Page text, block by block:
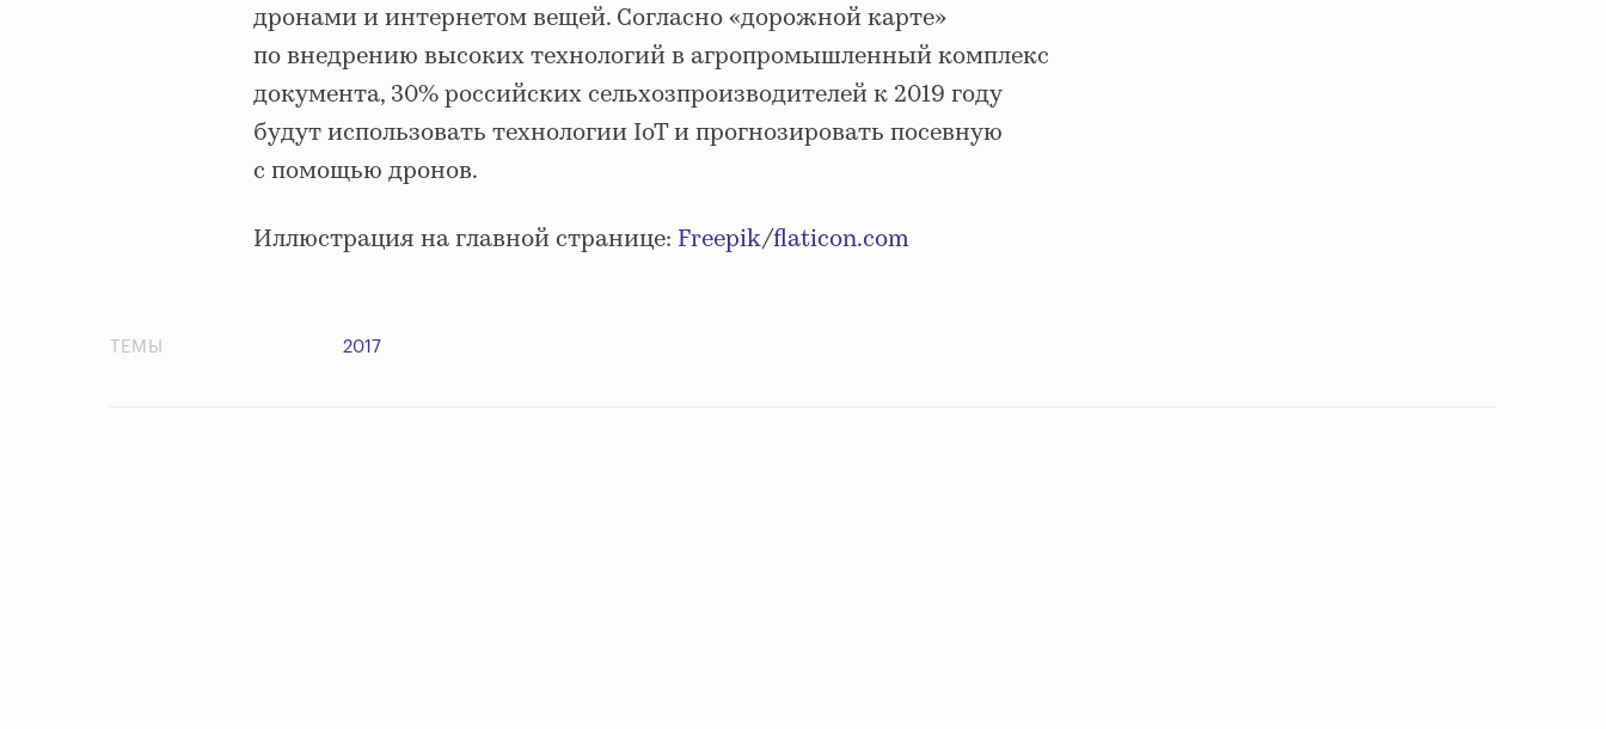
дронами и интернетом вещей. Согласно «дорожной карте»
по внедрению высоких технологий в агропромышленный комплекс
документа, 30% российских сельхозпроизводителей к 2019 году
будут использовать технологии IoT и прогнозировать посевную
с помощью дронов.
Иллюстрация на главной странице: Freepik/flaticon.com
ТЕМЫ 2017